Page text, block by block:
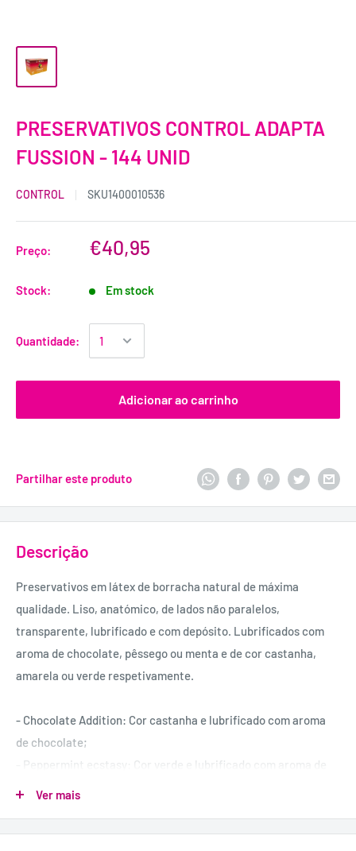
PRESERVATIVOS CONTROL ADAPTA
FUSSION - 144 UNID
CONTROL SKU1400010536
Preço: €40,95
Stock: Em stock
Quantidade:
Adicionar ao carrinho
Partilhar este produto
Descrição
Preservativos em látex de borracha natural de máxima
qualidade. Liso, anatómico, de lados não paralelos,
transparente, lubrificado e com depósito. Lubrificados com
aroma de chocolate, pêssego ou menta e de cor castanha,
amarela ou verde respetivamente.
- Chocolate Addition: Cor castanha e lubrificado com aroma
de chocolate;
- Peppermint ecstasy: Cor verde e lubrificado com aroma de
pêssego.
Ver mais